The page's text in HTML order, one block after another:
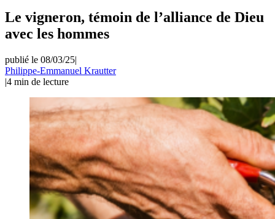
Le vigneron, témoin de l’alliance de Dieu
avec les hommes
publié le 08/03/25|
Philippe-Emmanuel Krautter
|4 min de lecture